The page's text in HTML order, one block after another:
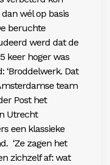
wél op basis
beruchte
werd dat de
keer hoger was
‘Broddelwerk. Dat
team
Post het
Utrecht
een klassieke
‘Ze zagen het
zichzelf af: wat